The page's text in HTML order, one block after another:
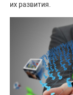
их развития.